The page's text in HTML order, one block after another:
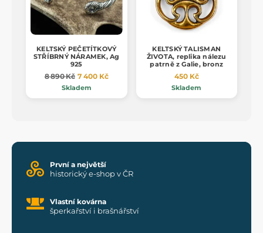
KELTSKÝ PEČETÍTKOVÝ
STŘÍBRNÝ NÁRAMEK, Ag
925
8 890 Kč 7 400 Kč
Skladem
KELTSKÝ TALISMAN
ŽIVOTA, replika nálezu
patrně z Galie, bronz
450 Kč
Skladem
První a největší
historický e-shop v ČR
Vlastní kovárna
šperkařství i brašnářství